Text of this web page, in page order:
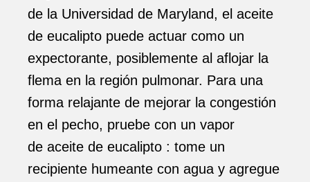
de la Universidad de Maryland, el aceite
de eucalipto puede actuar como un
expectorante, posiblemente al aflojar la
flema en la región pulmonar. Para una
forma relajante de mejorar la congestión
en el pecho, pruebe con un vapor
de aceite de eucalipto : tome un
recipiente humeante con agua y agregue